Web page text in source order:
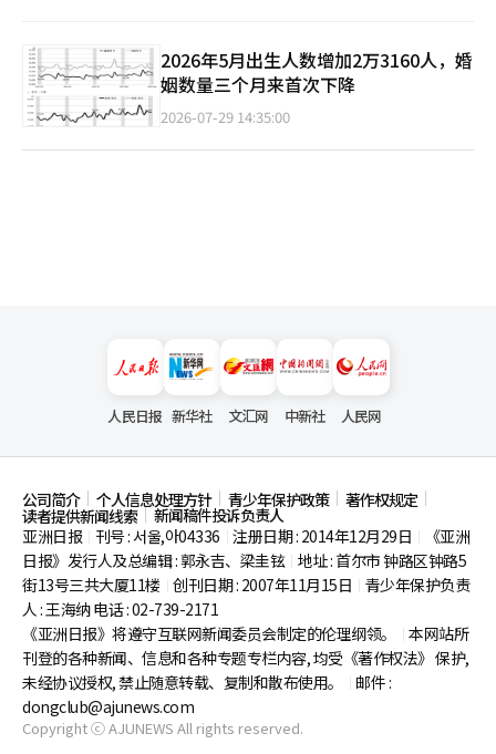
2026年5月出生人数增加2万3160人，婚
姻数量三个月来首次下降
2026-07-29 14:35:00
人民日报 新华社 文汇网 中新社 人民网
公司简介 个人信息处理方针 青少年保护政策 著作权规定
读者提供新闻线索
新闻稿件投诉负责人
亚洲日报
刊号 : 서울,아04336 注册日期 : 2014年12月29日
《亚洲
日报》发行人及总编辑 : 郭永吉、梁圭铉 地址 : 首尔市钟路区钟路5
街13号三共大厦11楼 创刊日期 : 2007年11月15日
青少年保护负责
人 : 王海纳 电话 : 02-739-2171
《亚洲日报》将遵守互联网新闻委员会制定的伦理纲领。
本网站所
刊登的各种新闻、信息和各种专题专栏内容, 均受《著作权法》 保护,
未经协议授权, 禁止随意转载、复制和散布使用。
邮件 :
dongclub@ajunews.com
Copyright ⓒ AJUNEWS All rights reserved.